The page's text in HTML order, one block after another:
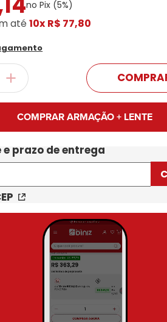
no Pix (5%)
até10x R$ 77,80
COMPRAR ARMAÇÃO + LENTE